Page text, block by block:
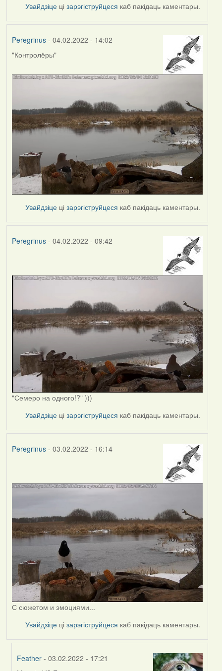
Увайдзіце цізарэгіструйцеся каб пакідаць каментары.
Peregrinus- 04.02.2022 - 14:02
"Контролёры"
Увайдзіце цізарэгіструйцеся каб пакідаць каментары.
Peregrinus- 04.02.2022 - 09:42
"Семеро на одного!?" )))
Увайдзіце цізарэгіструйцеся каб пакідаць каментары.
Peregrinus- 03.02.2022 - 16:14
С сюжетом и эмоциями...
Увайдзіце цізарэгіструйцеся каб пакідаць каментары.
Feather - 03.02.2022 - 17:21